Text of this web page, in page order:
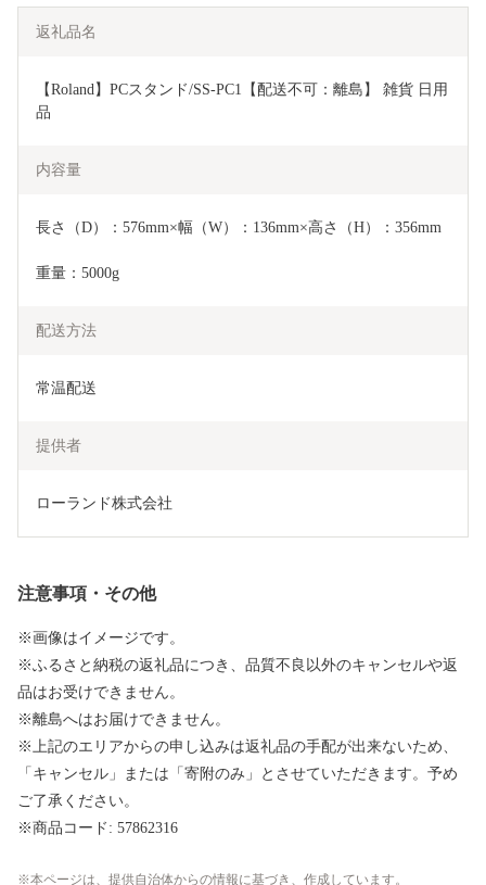
返礼品名
【Roland】PCスタンド/SS-PC1【配送不可：離島】 雑貨 日用
品
内容量
長さ（D）：576mm×幅（W）：136mm×高さ（H）：356mm
重量：5000g
配送方法
常温配送
提供者
ローランド株式会社
注意事項・その他
※画像はイメージです。
※ふるさと納税の返礼品につき、品質不良以外のキャンセルや返
品はお受けできません。
※離島へはお届けできません。
※上記のエリアからの申し込みは返礼品の手配が出来ないため、
「キャンセル」または「寄附のみ」とさせていただきます。予め
ご了承ください。
※商品コード: 57862316
本ページは、提供自治体からの情報に基づき、作成しています。